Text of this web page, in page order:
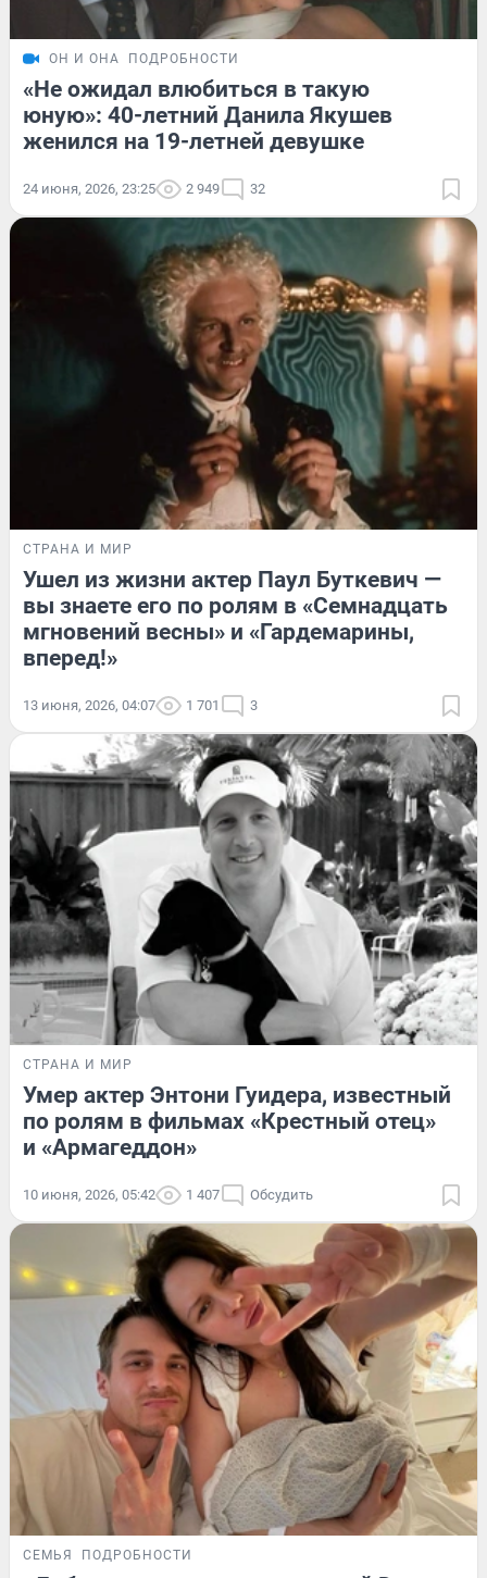
ОН И ОНА ПОДРОБНОСТИ
«Не ожидал влюбиться в такую
юную»: 40-летний Данила Якушев
женился на 19-летней девушке
24 июня, 2026, 23:25 2 949 32
СТРАНА И МИР
Ушел из жизни актер Паул Буткевич —
вы знаете его по ролям в «Семнадцать
мгновений весны» и «Гардемарины,
вперед!»
13 июня, 2026, 04:07 1 701 3
СТРАНА И МИР
Умер актер Энтони Гуидера, известный
по ролям в фильмах «Крестный отец»
и «Армагеддон»
10 июня, 2026, 05:42 1 407 Обсудить
СЕМЬЯ ПОДРОБНОСТИ